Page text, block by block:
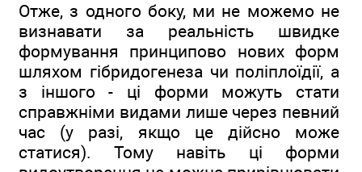
Отже, з одного боку, ми не можемо не
визнавати за реальність швидке
формування принципово нових форм
шляхом гібридогенеза чи поліплоїдії, а
з іншого - ці форми можуть стати
справжніми видами лише через певний
час (у разі, якщо це дійсно може
статися). Тому навіть ці форми